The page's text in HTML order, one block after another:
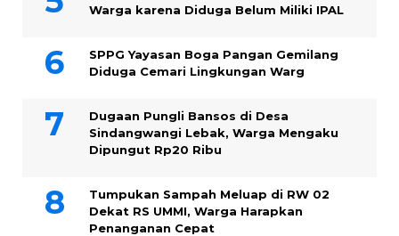
Warga karena Diduga Belum Miliki IPAL
SPPG Yayasan Boga Pangan Gemilang
Diduga Cemari Lingkungan Warg
Dugaan Pungli Bansos di Desa
Sindangwangi Lebak, Warga Mengaku
Dipungut Rp20 Ribu
Tumpukan Sampah Meluap di RW 02
Dekat RS UMMI, Warga Harapkan
Penanganan Cepat